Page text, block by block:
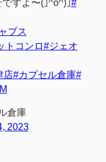
すよ〜(｣^o^)｣#
プス
トコンロ#ジェオ
店#カプセル倉庫#
倉庫
2023